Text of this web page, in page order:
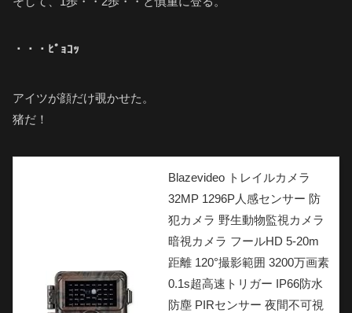
・・・ﾋﾟｮｺｯ
アイツが顔だけ覗かせた。
猪だ！
Blazevideo トレイルカメラ
32MP 1296P人感センサー 防
犯カメラ 野生動物監視カメラ
暗視カメラ フールHD 5-20m
距離 120°撮影範囲 3200万画素
0.1s超高速トリガー IP66防水
防塵 PIRセンサー 夜間不可視